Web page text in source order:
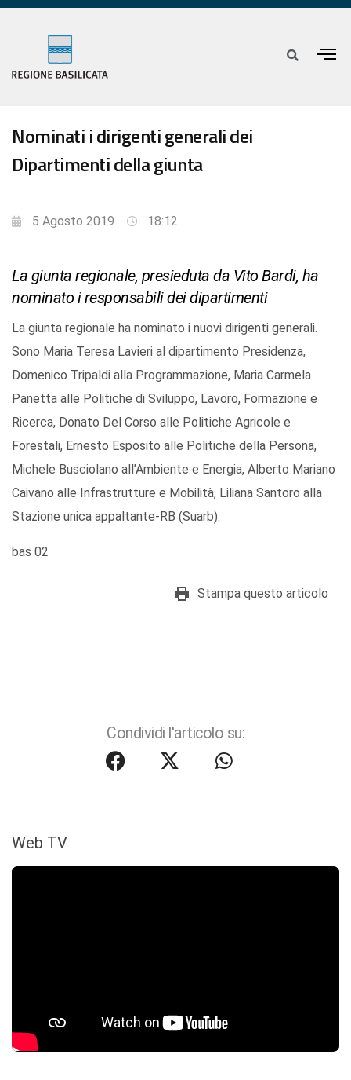
Nominati i dirigenti generali dei
Dipartimenti della giunta
5 Agosto 2019 18:12
La giunta regionale, presieduta da Vito Bardi, ha
nominato i responsabili dei dipartimenti
La giunta regionale ha nominato i nuovi dirigenti generali.
Sono Maria Teresa Lavieri al dipartimento Presidenza,
Domenico Tripaldi alla Programmazione, Maria Carmela
Panetta alle Politiche di Sviluppo, Lavoro, Formazione e
Ricerca, Donato Del Corso alle Politiche Agricole e
Forestali, Ernesto Esposito alle Politiche della Persona,
Michele Busciolano all’Ambiente e Energia, Alberto Mariano
Caivano alle Infrastrutture e Mobilità, Liliana Santoro alla
Stazione unica appaltante-RB (Suarb).
bas 02
Stampa questo articolo
Condividi l'articolo su:
Web TV